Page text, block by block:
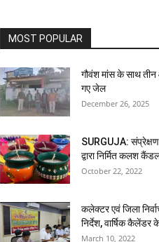
MOST POPULAR
गौवंश मांस के साथ तीन
गए जेल
December 26, 2025
SURGUJA:
द्वारा निर्मित कलश
October 22, 2022
कलेक्टर एवं जिला
निर्देश, वार्षिक कैलेंडर
March 10, 2022